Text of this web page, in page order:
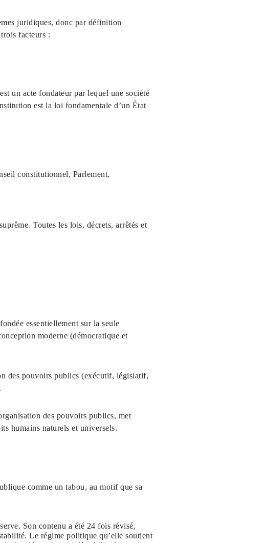
juridiques, donc par définition
facteurs :
un acte fondateur par lequel une société
est la loi fondamentale d’un État
constitutionnel, Parlement,
Toutes les lois, décrets, arrêtés et
essentiellement sur la seule
moderne (démocratique et
des pouvoirs publics (exécutif, législatif,
des pouvoirs publics, met
humains naturels et universels.
comme un tabou, au motif que sa
Son contenu a été 24 fois révisé,
Le régime politique qu’elle soutient